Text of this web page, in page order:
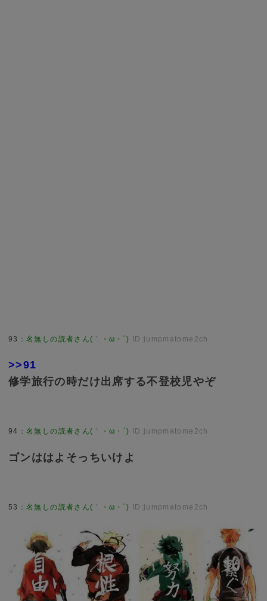
93 ：名無しの読者さん(｀・ω・´) ID:jumpmatome2ch
>>91
修学旅行の時だけ出席する不登校児やぞ
94 ：名無しの読者さん(｀・ω・´) ID:jumpmatome2ch
ゴンははよそっちいけよ
53 ：名無しの読者さん(｀・ω・´) ID:jumpmatome2ch